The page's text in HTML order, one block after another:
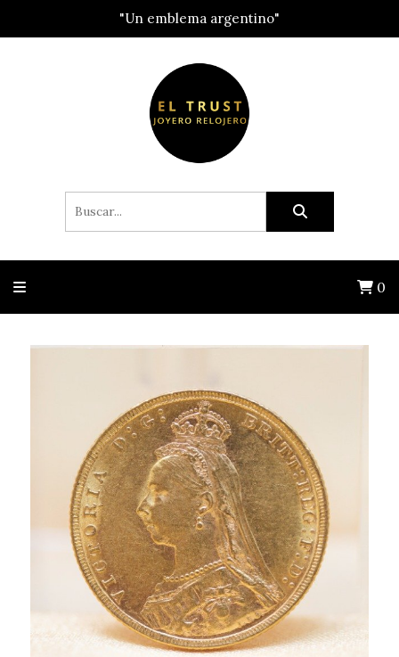
"Un emblema argentino"
0